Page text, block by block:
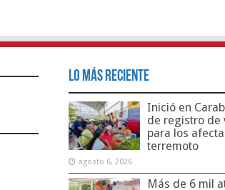
Lo Más Reciente
Inició en
de registro de
para los
terremoto
agosto 6, 2026
Más de 6 mil